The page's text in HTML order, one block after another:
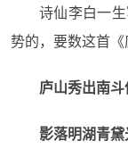
诗仙李白一
势的，要数这首《
庐山秀出南斗
影落明湖青黛